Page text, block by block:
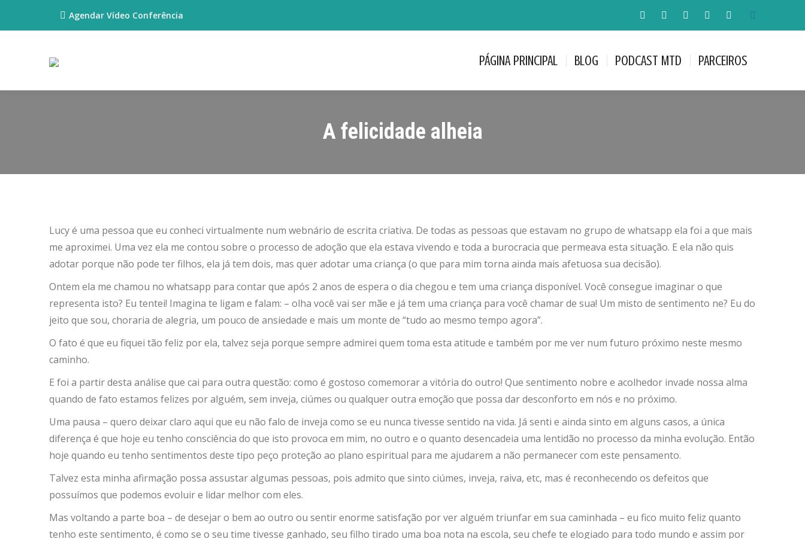
Agendar Vídeo Conferência
FacebookLinkedInInstagram
YouTubeWhatsApp
Pesquisar:
PÁGINA PRINCIPAL BLOG PODCAST MTD PARCEIROS
A felicidade alheia
Lucy é uma pessoa que eu conheci virtualmente num webnário de escrita criativa. De todas as pessoas que estavam no grupo de whatsapp ela foi a que mais
me aproximei. Uma vez ela me contou sobre o processo de adoção que ela estava vivendo e toda a burocracia que permeava esta situação. E ela não quis
adotar porque não pode ter filhos, ela já tem dois, mas quer adotar uma criança (o que para mim torna ainda mais afetuosa sua decisão).
Ontem ela me chamou no whatsapp para contar que após 2 anos de espera o dia chegou e tem uma criança disponível. Você consegue imaginar o que
representa isto? Eu tentei! Imagina te ligam e falam: – olha você vai ser mãe e já tem uma criança para você chamar de sua! Um misto de sentimento ne? Eu do
jeito que sou, choraria de alegria, um pouco de ansiedade e mais um monte de “tudo ao mesmo tempo agora”.
O fato é que eu fiquei tão feliz por ela, talvez seja porque sempre admirei quem toma esta atitude e também por me ver num futuro próximo neste mesmo
caminho.
E foi a partir desta análise que cai para outra questão: como é gostoso comemorar a vitória do outro! Que sentimento nobre e acolhedor invade nossa alma
quando de fato estamos felizes por alguém, sem inveja, ciúmes ou qualquer outra emoção que possa dar desconforto em nós e no próximo.
Uma pausa – quero deixar claro aqui que eu não falo de inveja como se eu nunca tivesse sentido na vida. Já senti e ainda sinto em alguns casos, a única
diferença é que hoje eu tenho consciência do que isto provoca em mim, no outro e o quanto desencadeia uma lentidão no processo da minha evolução. Então
hoje quando eu tenho sentimentos deste tipo peço proteção ao plano espiritual para me ajudarem a não permanecer com este pensamento.
Talvez esta minha afirmação possa assustar algumas pessoas, pois admito que sinto ciúmes, inveja, raiva, etc, mas é reconhecendo os defeitos que
possuímos que podemos evoluir e lidar melhor com eles.
Mas voltando a parte boa – de desejar o bem ao outro ou sentir enorme satisfação por ver alguém triunfar em sua caminhada – eu fico muito feliz quanto
tenho este sentimento, é como se o seu time tivesse ganhado, seu filho tirado uma boa nota na escola, seu chefe te elogiado para todo mundo e assim por
PODCAST MTD PARCEIROS